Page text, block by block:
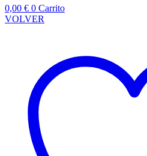
0,00 € 0 Carrito
VOLVER